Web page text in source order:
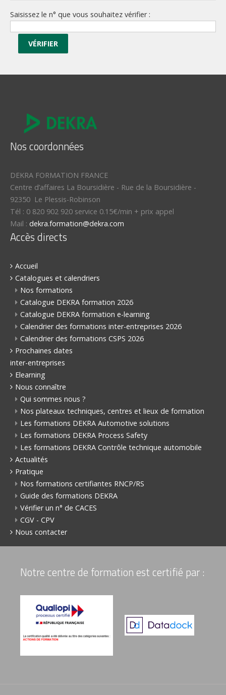
Saisissez le n° que vous souhaitez vérifier :
VÉRIFIER
Nos coordonnées
DEKRA FORMATION FRANCE
Centre d’affaires La Boursidière - Rue de la Boursidière -
92350 Le Plessis-Robinson
Tél : 0 820 902 920 service 0.15€/min + prix appel
Mail : dekra.formation@dekra.com
Accès directs
Accueil
Catalogues et calendriers
Nos formations
Catalogue DEKRA formation 2026
Catalogue DEKRA formation e-learning
Calendrier des formations inter-entreprises 2026
Calendrier des formations CSPS 2026
Prochaines dates
inter-entreprises
Elearning
Nous connaître
Qui sommes nous ?
Nos plateaux techniques, centres et lieux de formation
Les formations DEKRA Automotive solutions
Les formations DEKRA Process Safety
Les formations DEKRA Contrôle technique automobile
Actualités
Pratique
Nos formations certifiantes RNCP/RS
Guide des formations DEKRA
Vérifier un n° de CACES
CGV - CPV
Nous contacter
Notre centre de formation est certifié par :